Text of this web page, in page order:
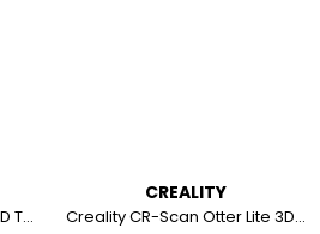
Creality CR-Scan Raptor 3D Tarayıcı
CREALITY
Creality CR-Scan Otter Lite 3D Tarayıcı